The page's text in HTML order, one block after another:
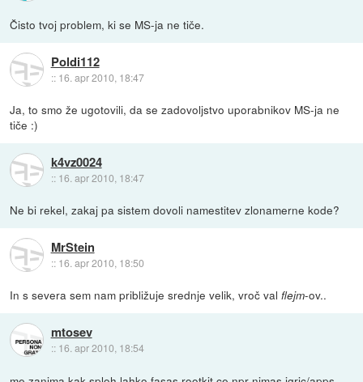
Čisto tvoj problem, ki se MS-ja ne tiče.
Poldi112
:: 16. apr 2010, 18:47
Ja, to smo že ugotovili, da se zadovoljstvo uporabnikov MS-ja ne
tiče :)
k4vz0024
:: 16. apr 2010, 18:47
Ne bi rekel, zakaj pa sistem dovoli namestitev zlonamerne kode?
MrStein
:: 16. apr 2010, 18:50
In s severa sem nam približuje srednje velik, vroč valflejm-ov..
mtosev
:: 16. apr 2010, 18:54